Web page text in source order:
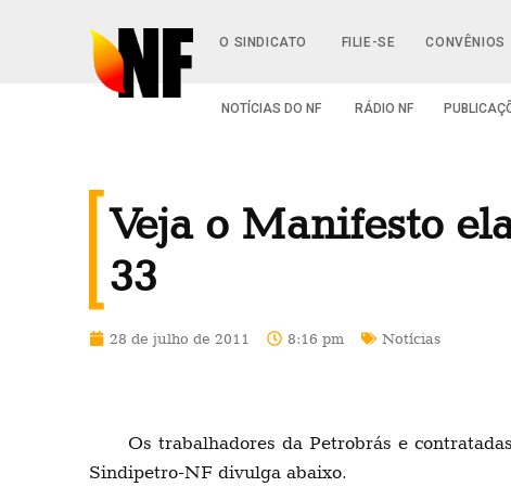
O SINDICATO FILIE-SE CONVÊNIOS
NOTÍCIAS DO NF RÁDIO NF
Veja o Manifesto
33
28 de julho de 2011 8:16 pm Notícias
Os trabalhadores da Petrobrás e
Sindipetro-NF divulga abaixo.